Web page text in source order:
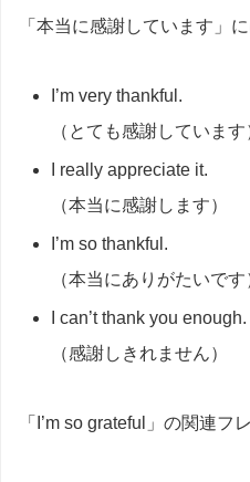
「本当に感謝しています」
I’m very thankful.
（とても感謝しています
I really appreciate it.
（本当に感謝します）
I’m so thankful.
（本当にありがたいです
I can’t thank you enough.
（感謝しきれません）
「I’m so grateful」の関連フ